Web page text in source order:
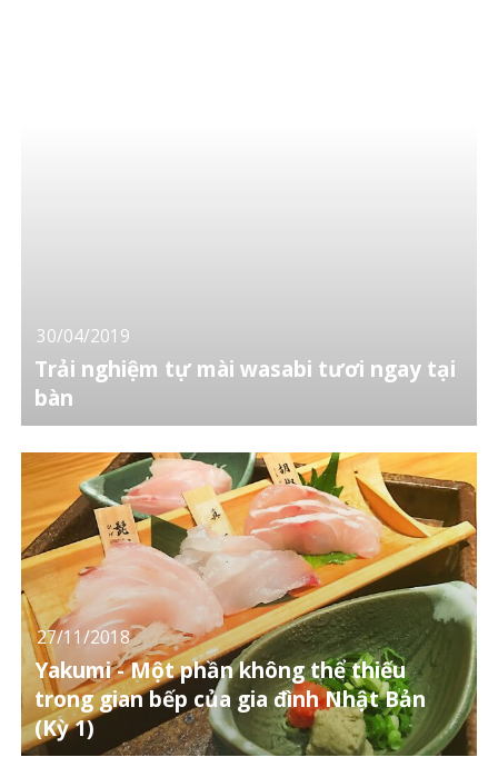
30/04/2019
Trải nghiệm tự mài wasabi tươi ngay tại
bàn
27/11/2018
Yakumi - Một phần không thể thiếu
trong gian bếp của gia đình Nhật Bản
(Kỳ 1)